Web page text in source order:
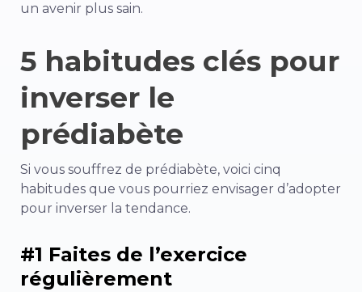
un avenir plus sain.
5 habitudes clés pour
inverser le
prédiabète
Si vous souffrez de prédiabète, voici cinq
habitudes que vous pourriez envisager d’adopter
pour inverser la tendance.
#1 Faites de l’exercice
régulièrement